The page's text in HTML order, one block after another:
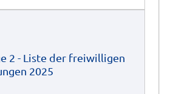
2 - Liste der freiwilligen
2025